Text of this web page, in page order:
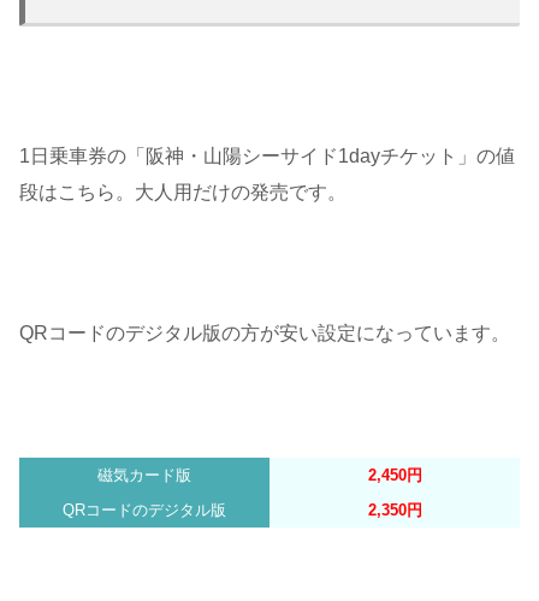
1日乗車券の「阪神・山陽シーサイド1dayチケット」の値
段はこちら。大人用だけの発売です。
QRコードのデジタル版の方が安い設定になっています。
磁気カード版
2,450円
QRコードのデジタル版
2,350円